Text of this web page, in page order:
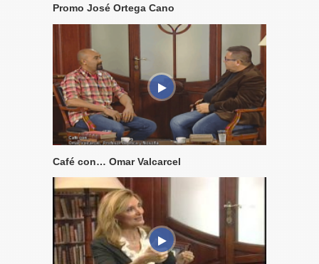
Promo José Ortega Cano
Café con… Omar Valcarcel